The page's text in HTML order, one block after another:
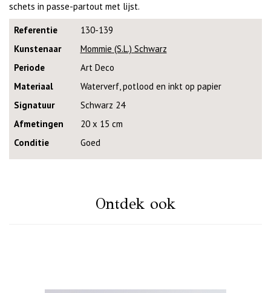
schets in passe-partout met lijst.
Referentie
130-139
Kunstenaar
Mommie (S.L.) Schwarz
Periode
Art Deco
Materiaal
Waterverf, potlood en inkt op papier
Signatuur
Schwarz 24
Afmetingen
20 x 15 cm
Conditie
Goed
Ontdek ook